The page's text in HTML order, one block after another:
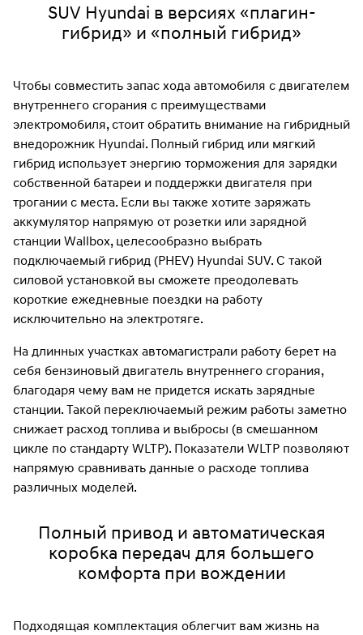
SUV Hyundai в версиях «плагин-
гибрид» и «полный гибрид»
Чтобы совместить запас хода автомобиля с двигателем
внутреннего сгорания с преимуществами
электромобиля, стоит обратить внимание на гибридный
внедорожник Hyundai. Полный гибрид или мягкий
гибрид использует энергию торможения для зарядки
собственной батареи и поддержки двигателя при
трогании с места. Если вы также хотите заряжать
аккумулятор напрямую от розетки или зарядной
станции Wallbox, целесообразно выбрать
подключаемый гибрид (PHEV) Hyundai SUV. С такой
силовой установкой вы сможете преодолевать
короткие ежедневные поездки на работу
исключительно на электротяге.
На длинных участках автомагистрали работу берет на
себя бензиновый двигатель внутреннего сгорания,
благодаря чему вам не придется искать зарядные
станции. Такой переключаемый режим работы заметно
снижает расход топлива и выбросы (в смешанном
цикле по стандарту WLTP). Показатели WLTP позволяют
напрямую сравнивать данные о расходе топлива
различных моделей.
Полный привод и автоматическая
коробка передач для большего
комфорта при вождении
Подходящая комплектация облегчит вам жизнь на